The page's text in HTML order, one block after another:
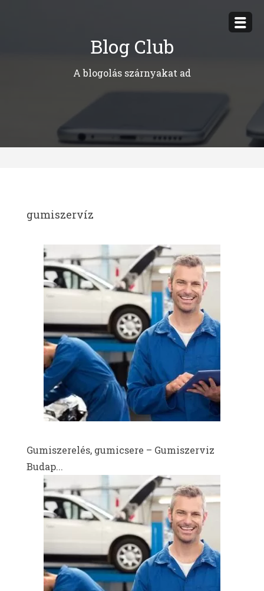
Blog Club
A blogolás szárnyakat ad
gumiszervíz
Gumiszerelés, gumicsere – Gumiszerviz
Budap...